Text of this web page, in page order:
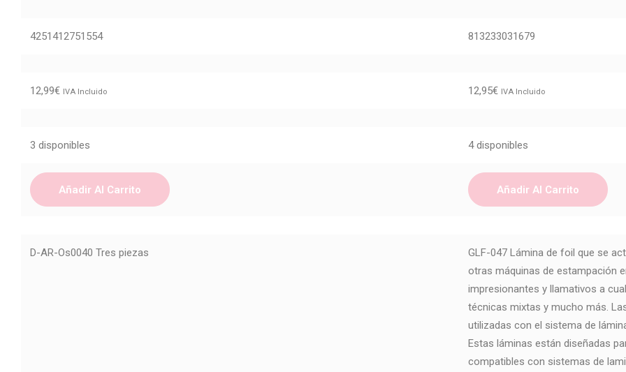
4251412751554 813233031679
12,99€ IVA Incluido 12,95€ IVA Incluido
3 disponibles 4 disponibles
Añadir Al Carrito Añadir Al Carrito
D-AR-Os0040 Tres piezas
GLF-047 Lámina de foil que se
otras máquinas de estampación
impresionantes y llamativos a
técnicas mixtas y mucho más.
utilizadas con el sistema de
Estas láminas están diseñadas
compatibles con sistemas de